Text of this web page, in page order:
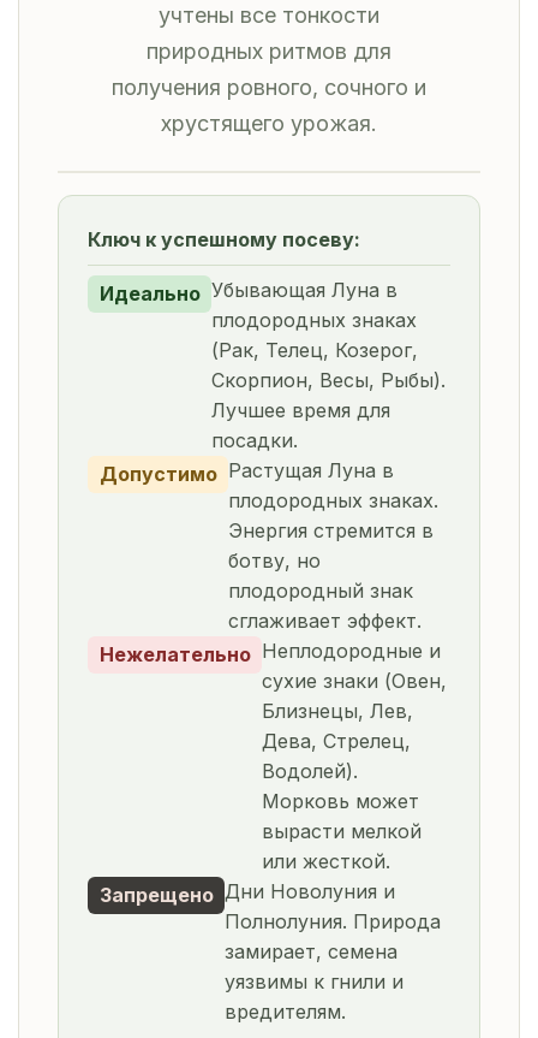
учтены все тонкости
природных ритмов для
получения ровного, сочного и
хрустящего урожая.
Ключ к успешному посеву:
Идеально Убывающая Луна в
плодородных знаках
(Рак, Телец, Козерог,
Скорпион, Весы, Рыбы).
Лучшее время для
посадки.
Допустимо Растущая Луна в
плодородных знаках.
Энергия стремится в
ботву, но
плодородный знак
сглаживает эффект.
Нежелательно Неплодородные и
сухие знаки (Овен,
Близнецы, Лев,
Дева, Стрелец,
Водолей).
Морковь может
вырасти мелкой
или жесткой.
Запрещено Дни Новолуния и
Полнолуния. Природа
замирает, семена
уязвимы к гнили и
вредителям.